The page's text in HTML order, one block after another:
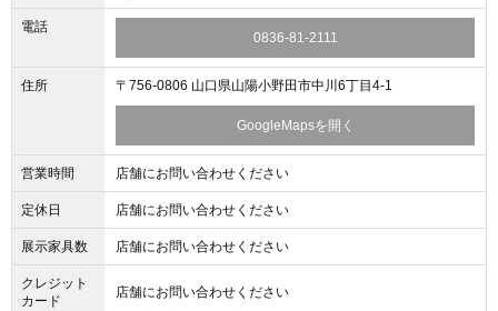
電話
0836-81-2111
住所 〒756-0806 山口県山陽小野田市中川6丁目4-1
GoogleMapsを開く
営業時間 店舗にお問い合わせください
定休日 店舗にお問い合わせください
展示家具数 店舗にお問い合わせください
クレジット
カード
店舗にお問い合わせください